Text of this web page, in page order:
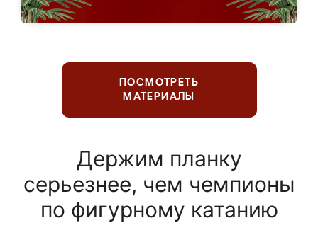
ПОСМОТРЕТЬ
МАТЕРИАЛЫ
Держим планку
серьезнее, чем чемпионы
по фигурному катанию